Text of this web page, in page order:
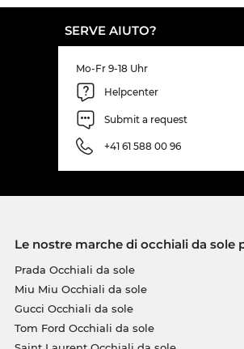
SERVE AIUTO?
Mo-Fr 9-18 Uhr
Helpcenter
Submit a request
+41 61 588 00 96
Le nostre marche di occhiali da sole
Prada Occhiali da sole
Miu Miu Occhiali da sole
Gucci Occhiali da sole
Tom Ford Occhiali da sole